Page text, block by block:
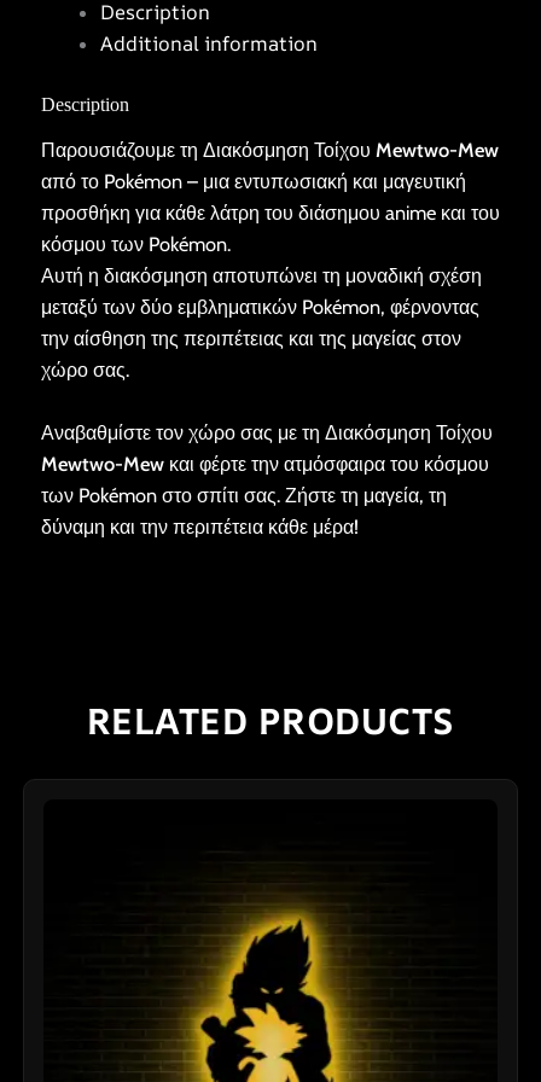
Description
Additional information
Description
Παρουσιάζουμε τη Διακόσμηση Τοίχου Mewtwo-Mew
από το Pokémon – μια εντυπωσιακή και μαγευτική
προσθήκη για κάθε λάτρη του διάσημου anime και του
κόσμου των Pokémon.
Αυτή η διακόσμηση αποτυπώνει τη μοναδική σχέση
μεταξύ των δύο εμβληματικών Pokémon, φέρνοντας
την αίσθηση της περιπέτειας και της μαγείας στον
χώρο σας.
Αναβαθμίστε τον χώρο σας με τη Διακόσμηση Τοίχου
Mewtwo-Mewκαι φέρτε την ατμόσφαιρα του κόσμου
των Pokémon στο σπίτι σας. Ζήστε τη μαγεία, τη
δύναμη και την περιπέτεια κάθε μέρα!
RELATED PRODUCTS